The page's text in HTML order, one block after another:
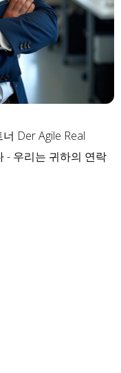
Der Agile Real
- 우리는 귀하의 연락